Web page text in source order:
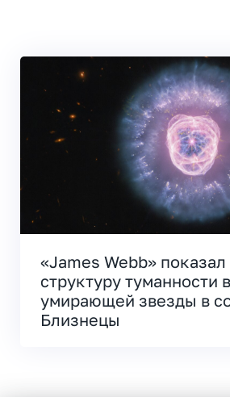
«James Webb»
структуру туманности
умирающей звезды в
Близнецы